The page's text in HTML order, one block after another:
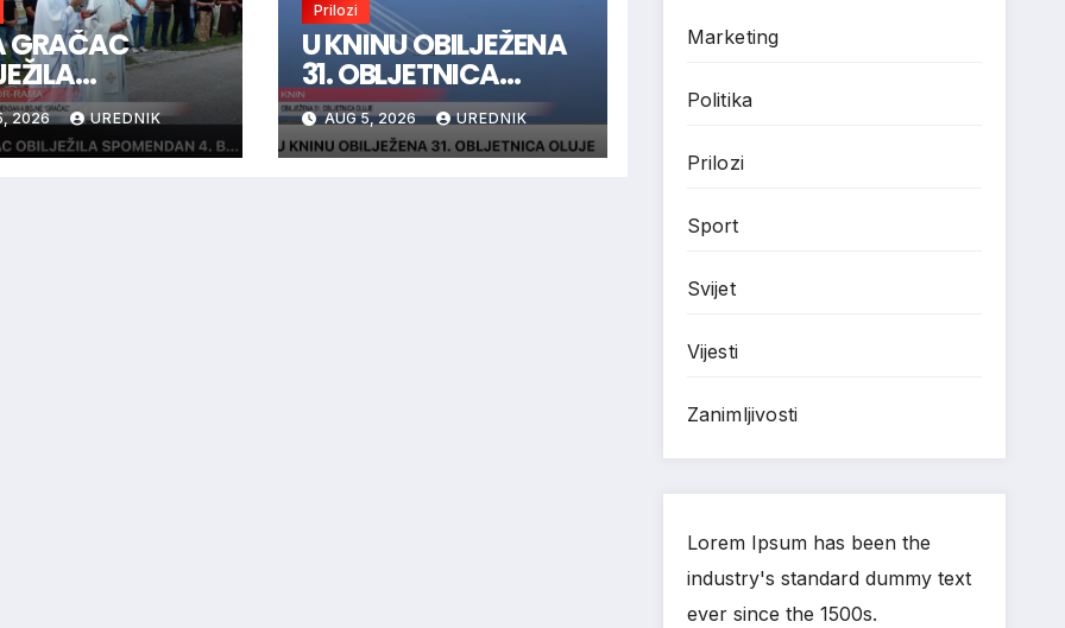
GRAČAC
4.
“GRAČAC”
2026 UREDNIK
Prilozi
U KNINU OBILJEŽENA
31. OBLJETNICA
OLUJE
AUG 5, 2026 UREDNIK
Marketing
Politika
Prilozi
Sport
Svijet
Vijesti
Zanimljivosti
Lorem Ipsum has been the
industry's standard dummy text
ever since the 1500s.